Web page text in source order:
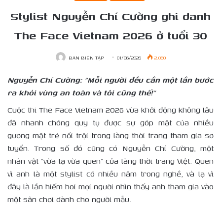
Stylist Nguyễn Chí Cường ghi danh
The Face Vietnam 2026 ở tuổi 30
BAN BIÊN TẬP 01/06/2026 2.060
Nguyễn Chí Cường: “Mỗi người đều cần một lần bước
ra khỏi vùng an toàn và tôi cũng thế!”
Cuộc thi The Face Vietnam 2026 vừa khởi động không lâu
đã nhanh chóng quy tụ được sự góp mặt của nhiều
gương mặt trẻ nổi trội trong làng thời trang tham gia sơ
tuyển. Trong số đó cũng có Nguyễn Chí Cường, một
nhân vật “vừa lạ vừa quen” của làng thời trang Việt. Quen
vì anh là một stylist có nhiều năm trong nghề, và lạ vì
đây là lần hiếm hoi mọi người nhìn thấy anh tham gia vào
một sân chơi dành cho người mẫu.